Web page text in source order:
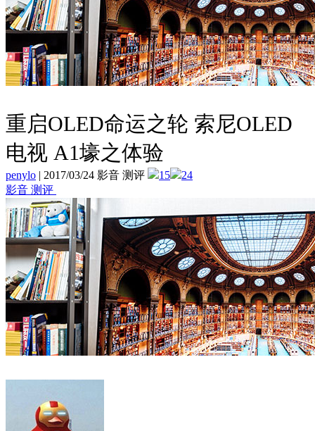
重启OLED命运之轮 索尼OLED
电视 A1壕之体验
penylo | 2017/03/24 影音 测评 15
24
影音 测评